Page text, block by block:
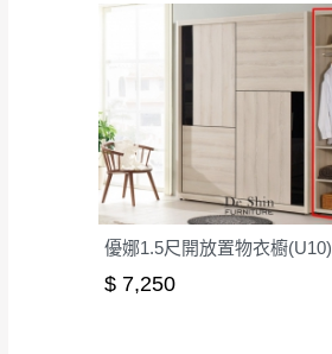
優娜1.5尺開放置物衣櫥(U10)
$ 7,250